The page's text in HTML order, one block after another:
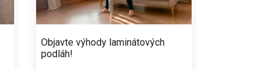
Objavte výhody laminátových
podláh!